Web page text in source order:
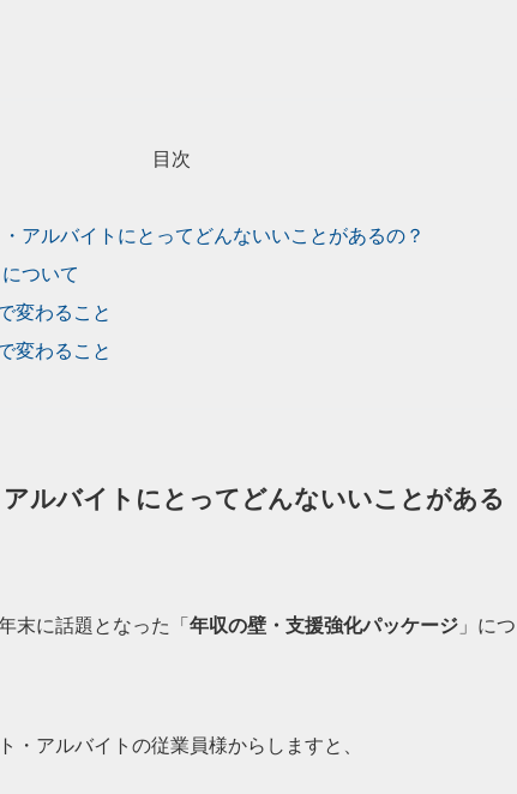
目次
アルバイトにとってどんないいことがあるの？
ついて
変わること
変わること
ルバイトにとってどんないいことがある
末に話題となった「年収の壁・支援強化パッケージ 」につ
・アルバイトの従業員様からしますと、